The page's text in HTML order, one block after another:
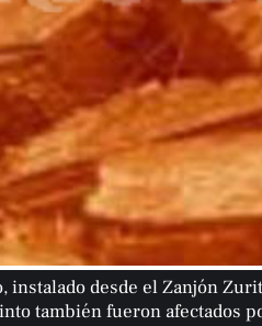
desde el Zanjón
también fueron afectados